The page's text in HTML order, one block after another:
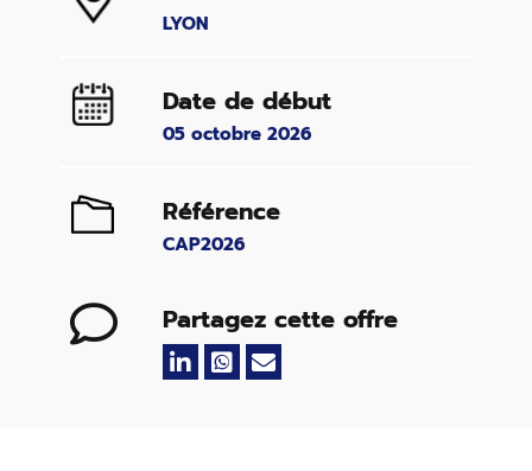
LYON
Date de début
05 octobre 2026
Référence
CAP2026
Partagez cette offre